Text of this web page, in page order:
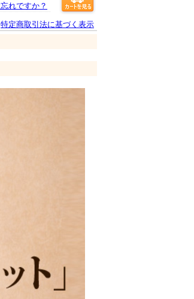
れですか？
特定商取引法に基づく表示